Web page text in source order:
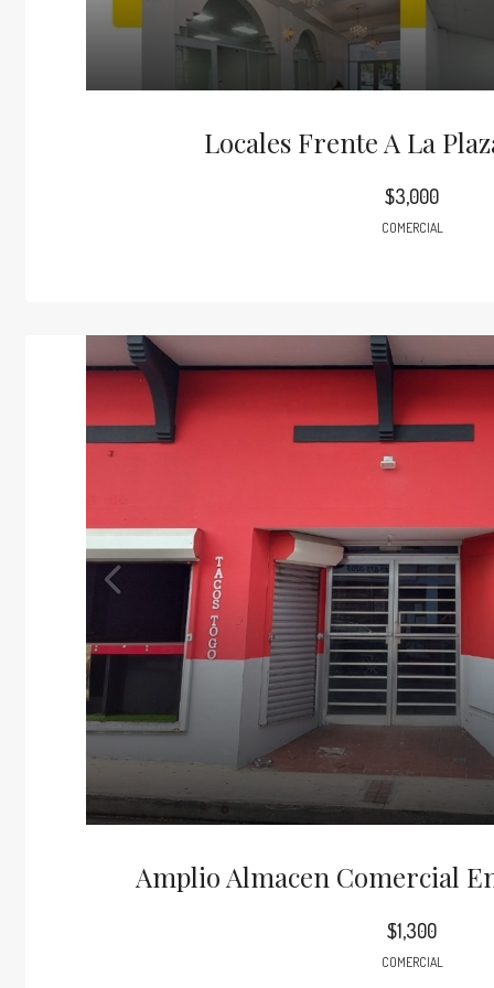
Locales Frente A La
$3,000
COMERCIAL
Amplio Almacen Comercial
$1,300
COMERCIAL